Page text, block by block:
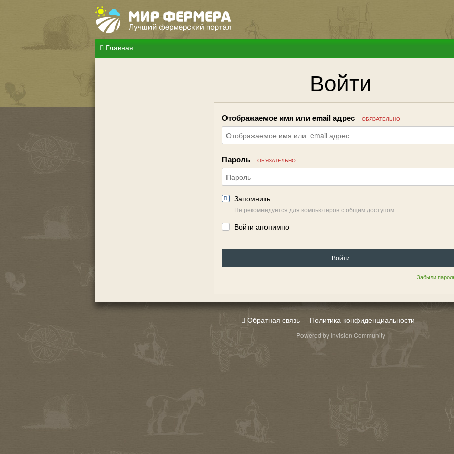
Главная
Войти
Отображаемое имя или email адрес ОБЯЗАТЕЛЬНО
Пароль ОБЯЗАТЕЛЬНО
Запомнить
Не рекомендуется для компьютеров с общим доступом
Войти анонимно
Войти
Забыли
Обратная связь Политика конфиденциальности
Powered by Invision Community